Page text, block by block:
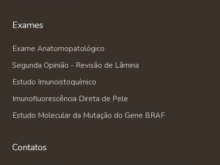
Exames
Exame Anatomopatológico
Segunda Opinião - Revisão de Lâmina
Estudo Imunoistoquímico
Imunofluorescência Direta de Pele
Estudo Molecular da Mutação do Gene BRAF
Contatos